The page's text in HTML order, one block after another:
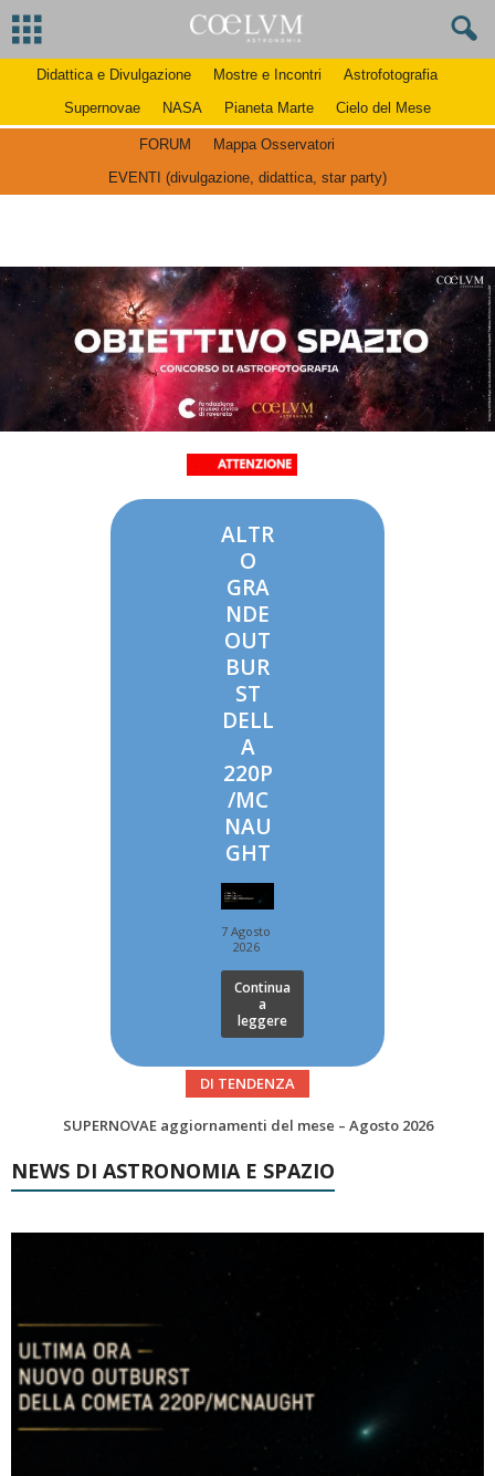
Didattica e Divulgazione Mostre e Incontri
Astrofotografia
Supernovae
NASA Pianeta Marte Cielo del Mese
FORUM
Mappa Osservatori
EVENTI (divulgazione, didattica, star party)
ALTR
O
GRA
NDE
OUT
BUR
ST
DELL
A
220P
/MC
NAU
GHT
7 Agosto
2026
Continua
a
leggere
DI TENDENZA
Le Comete del mese di Agosto: LA 10P/TEMPEL AL PERIELIO
NEWS DI ASTRONOMIA E SPAZIO